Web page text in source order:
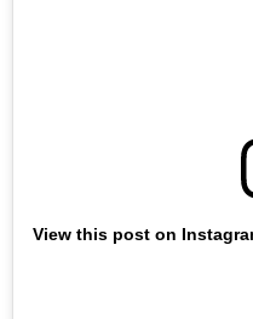
View this post on